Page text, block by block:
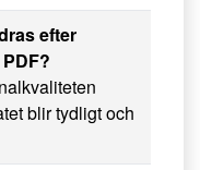
efter
blir tydligt och